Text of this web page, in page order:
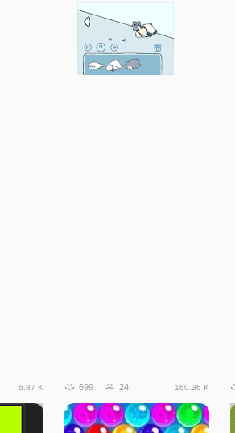
6.87 K 699 24 160.36 K